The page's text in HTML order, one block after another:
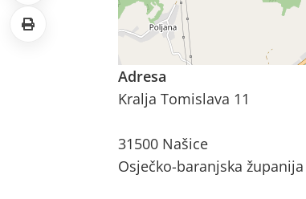
Adresa
Kralja Tomislava 11
31500 Našice
Osječko-baranjska županija